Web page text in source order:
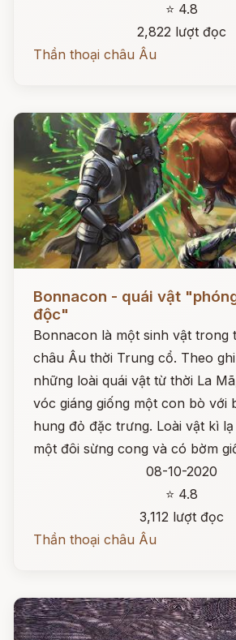
⭐ 4.8
2,822 lượt đọc
Thần thoại châu Âu
Bonnacon - quái vật
độc"
Bonnacon là một sinh vật trong
châu Âu thời Trung cổ. Theo
những loài quái vật từ thời La
vóc giáng giống một con bò với
hung đỏ đặc trưng. Loài vật kì
một đôi sừng cong và có bờm
08-10-2020
⭐ 4.8
3,112 lượt đọc
Thần thoại châu Âu